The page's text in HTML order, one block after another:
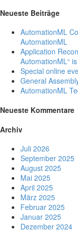
Neueste Beiträge
AutomationML
AutomationML
Application
AutomationML“
Special online
General
AutomationML
Neueste Kommentare
Archiv
Juli 2026
September 2025
August 2025
Mai 2025
April 2025
März 2025
Februar 2025
Januar 2025
Dezember 2024